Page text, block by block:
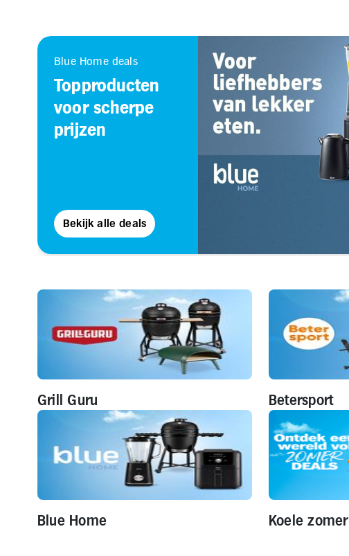
Blue Home deals
Topproducten
voor scherpe
prijzen
Bekijk alle deals
Grill Guru Betersport
Blue Home Koele zomer